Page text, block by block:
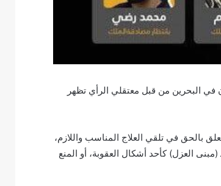
البحرين من قبل معتقلي الرأي تظهر
بالحق في تلقي العلاج المناسب واللازم،
المبنى رقم (2) والذي أصبح يعرف بـ (مبنى العزل) كأحد أشكال العقوبة، أو المنع